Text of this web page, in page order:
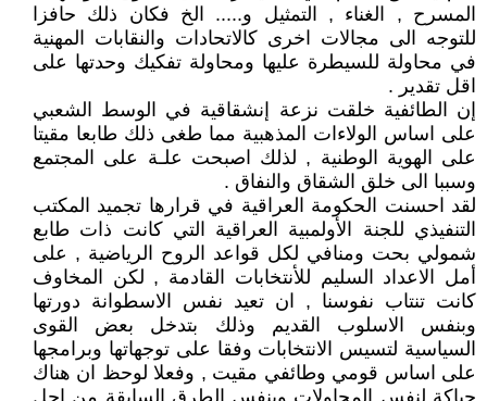
المسرح , الغناء , التمثيل و..... الخ فكان ذلك حافزا
للتوجه الى مجالات اخرى كالاتحادات والنقابات المهنية
في محاولة للسيطرة عليها ومحاولة تفكيك وحدتها على
اقل تقدير .
إن الطائفية خلقت نزعة إنشقاقية في الوسط الشعبي
على اساس الولاءات المذهبية مما طغى ذلك طابعا مقيتا
على الهوية الوطنية , لذلك اصبحت علـة على المجتمع
وسببا الى خلق الشقاق والنفاق .
لقد احسنت الحكومة العراقية في قرارها تجميد المكتب
التنفيذي للجنة الأولمبية العراقية التي كانت ذات طابع
شمولي بحت ومنافي لكل قواعد الروح الرياضية , على
أمل الاعداد السليم للأنتخابات القادمة , لكن المخاوف
كانت تنتاب نفوسنا , ان تعيد نفس الاسطوانة دورتها
وبنفس الاسلوب القديم وذلك بتدخل بعض القوى
السياسية لتسيس الانتخابات وفقا على توجهاتها وبرامجها
على اساس قومي وطائفي مقيت , وفعلا لوحظ ان هناك